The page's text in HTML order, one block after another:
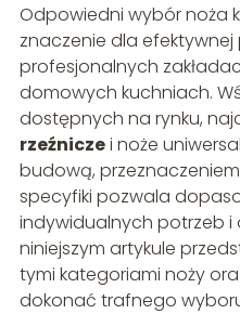
Odpowiedni wybór noża
znaczenie dla
profesjonalnych
domowych kuchniach.
dostępnych na rynku,
rzeźniczei noże
budową,
specyfiki pozwala
indywidualnych potrzeb i
niniejszym artykule
tymi kategoriami noży
dokonać trafnego